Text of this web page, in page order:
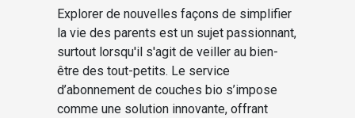
Explorer de nouvelles façons de simplifier
la vie des parents est un sujet passionnant,
surtout lorsqu'il s'agit de veiller au bien-
être des tout-petits. Le service
d’abonnement de couches bio s’impose
comme une solution innovante, offrant